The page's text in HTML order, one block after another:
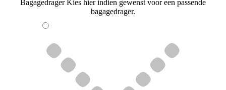
Bagagedrager Kies hier indien gewenst voor een passende
bagagedrager.